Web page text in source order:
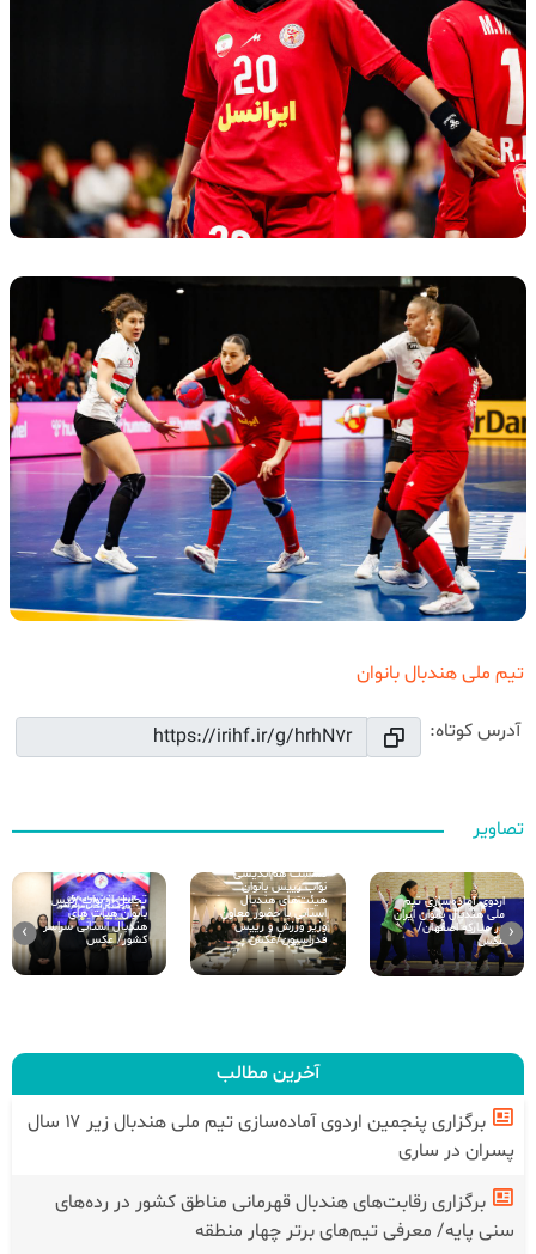
تیم ملی هندبال بانوان
آدرس کوتاه:
تصاویر
اردوی آماده‌سازی تیم
ملی هندبال بانوان ایران
در مبارکه اصفهان/
عکس
نشست هم‌اندیشی
نواب رییس بانوان
هیئت‌های هندبال
استانی با حضور معاون
وزیر ورزش و رییس
فدراسیون/عکس
تجلیل از نواب رئیس
بانوان هیات های
هندبال استانی سراسر
کشور/ عکس
‹
›
آخرین مطالب
برگزاری پنجمین اردوی آماده‌سازی تیم ملی هندبال زیر ۱۷ سال
پسران در ساری
برگزاری رقابت‌های هندبال قهرمانی مناطق کشور در رده‌های
سنی پایه/ معرفی تیم‌های برتر چهار منطقه